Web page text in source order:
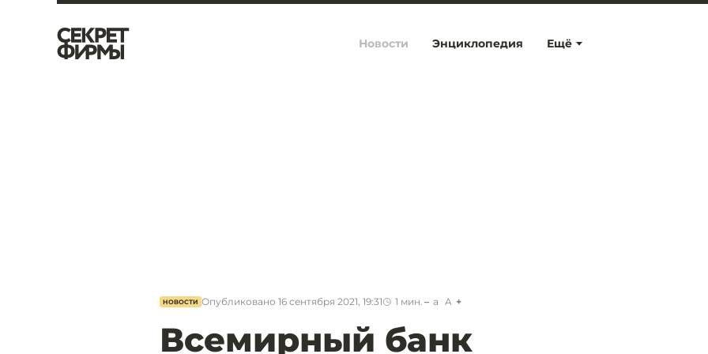
Ещё
Новости Энциклопедия
НОВОСТИ Опубликовано 16 сентября 2021, 19:31 1 мин. a A
Всемирный банк